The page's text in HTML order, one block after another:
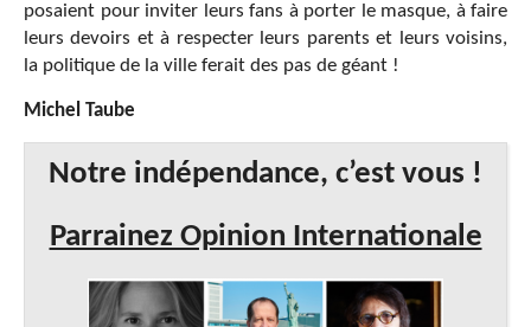
posaient pour inviter leurs fans à porter le masque, à faire
leurs devoirs et à respecter leurs parents et leurs voisins,
la politique de la ville ferait des pas de géant !
Michel Taube
Notre indépendance, c’est vous !
Parrainez Opinion Internationale